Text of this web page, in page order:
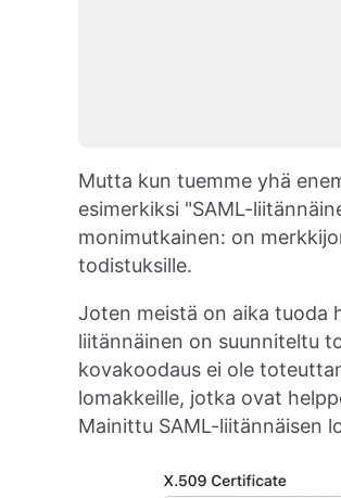
Mutta kun tuemme yhä
esimerkiksi "SAML-
monimutkainen: on
todistuksille.
Joten meistä on aika tuoda
liitännäinen on suunniteltu
kovakoodaus ei ole
lomakkeille, jotka ovat
Mainittu SAML-liitännäisen